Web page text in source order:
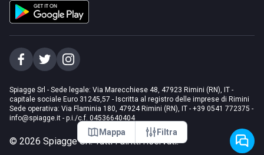
Mappa Filtra
Spiagge Srl - Sede legale: Via Marecchiese 48, 47923 Rimini (RN), IT -
capitale sociale Euro 31245,57 - Iscritta al registro delle imprese di Rimini
Sede operativa: Via Flaminia 180, 47924 Rimini (RN), IT - +39 0541 772375 -
info@spiagge.it - p.i./c.f. 04536640404
© 2026 Spiagge Srl. Tutti i diritti riservati.